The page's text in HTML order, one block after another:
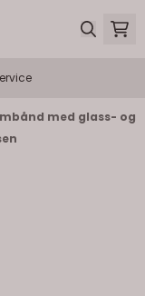
med glass- og